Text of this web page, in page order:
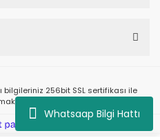
Whatsaap Bilgi Hattı
bilgileriniz 256bit SSL sertifikası ile